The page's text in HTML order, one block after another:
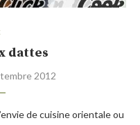
dattes
2012
de cuisine orientale ou